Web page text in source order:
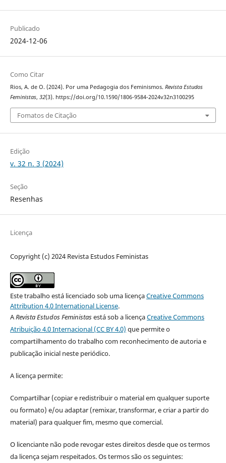
Publicado
2024-12-06
Como Citar
Rios, A. de O. (2024). Por uma Pedagogia dos Feminismos. Revista Estudos
Feministas, 32(3). https://doi.org/10.1590/1806-9584-2024v32n3100295
Fomatos de Citação
Edição
v. 32 n. 3 (2024)
Seção
Resenhas
Licença
Copyright (c) 2024 Revista Estudos Feministas
Este trabalho está licenciado sob uma licençaCreative Commons
Attribution 4.0 International License.
ARevista Estudos Feministasestá sob a licençaCreative Commons
Atribuição 4.0 Internacional (CC BY 4.0) que permite o
compartilhamento do trabalho com reconhecimento de autoria e
publicação inicial neste periódico.
A licença permite:
Compartilhar (copiar e redistribuir o material em qualquer suporte
ou formato) e/ou adaptar (remixar, transformar, e criar a partir do
material) para qualquer fim, mesmo que comercial.
O licenciante não pode revogar estes direitos desde que os termos
da licença sejam respeitados. Os termos são os seguintes: